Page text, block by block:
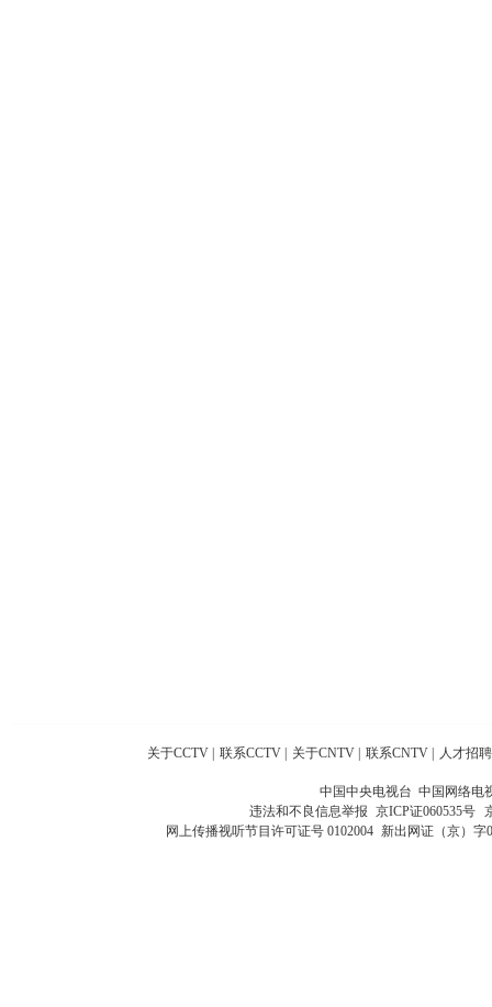
关于CCTV 联系CCTV 关于CNTV 联系CNTV 人才招聘
中国中央电视台 中国网络电
违法和不良信息举报 京ICP证060535号
网上传播视听节目许可证号 0102004 新出网证（京）